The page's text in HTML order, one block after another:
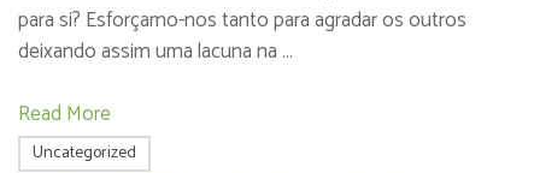
para si? Esforçamo-nos tanto para agradar os outros
deixando assim uma lacuna na …
Read More
Uncategorized